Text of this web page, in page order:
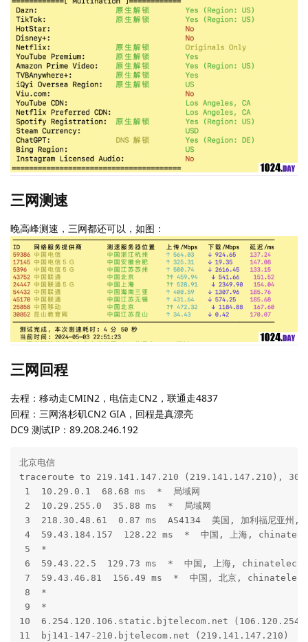
三网测速
晚高峰测速，三网都还可以，如图：
三网回程
去程：移动走CMIN2，电信走CN2，联通走4837
回程：三网洛杉矶CN2 GIA，回程是真漂亮
DC9 测试IP：89.208.246.192
北京电信
traceroute to 219.141.147.210 (219.141.147.210), 30
1  10.29.0.1  68.68 ms  *  局域网
2  10.29.255.0  35.88 ms  *  局域网
3  218.30.48.61  0.87 ms  AS4134  美国, 加利福尼亚州,
4  59.43.184.157  128.22 ms  *  中国, 上海,
5  *
6  59.43.22.5  129.73 ms  *  中国, 上海,
7  59.43.46.81  156.49 ms  *  中国, 北京,
8  *
9  *
10  6.254.120.106.static.bjtelecom.net
11  bj141-147-210.bjtelecom.net (219.141.147.210)